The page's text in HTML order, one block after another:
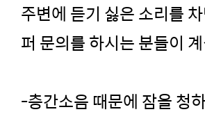
주변에 듣기 싫은 소리를
퍼 문의를 하시는 분들이
-층간소음 때문에 잠을 청